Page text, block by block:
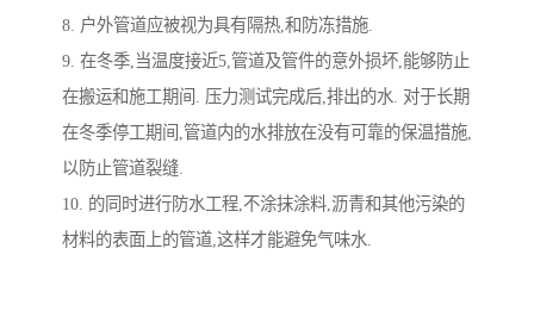
8. 户外管道应被视为具有隔热,和防冻措施.
9. 在冬季,当温度接近5,管道及管件的意外损坏,能够防止
在搬运和施工期间. 压力测试完成后,排出的水. 对于长期
在冬季停工期间,管道内的水排放在没有可靠的保温措施,
以防止管道裂缝.
10. 的同时进行防水工程,不涂抹涂料,沥青和其他污染的
材料的表面上的管道,这样才能避免气味水.